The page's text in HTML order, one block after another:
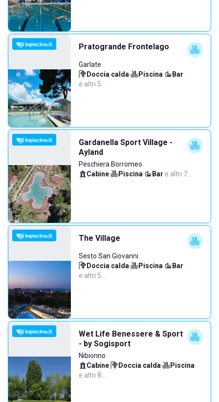
Pratogrande Frontelago
Garlate
Doccia calda· Piscina· Bar·
e altri 5…
Gardanella Sport Village -
Ayland
Peschiera Borromeo
Cabine· Piscina· Bar·e altri 7…
The Village
Sesto San Giovanni
Doccia calda· Piscina· Bar·
e altri 5…
Wet Life Benessere & Sport
- by Sogisport
Nibionno
Cabine· Doccia calda· Piscina·
e altri 8…